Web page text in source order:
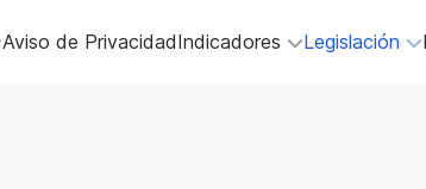
Aviso de PrivacidadIndicadores Legislación